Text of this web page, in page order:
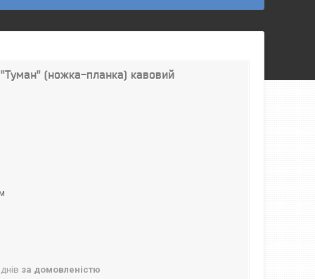
"Туман" (ножка-планка) кавовий
за домовленістю